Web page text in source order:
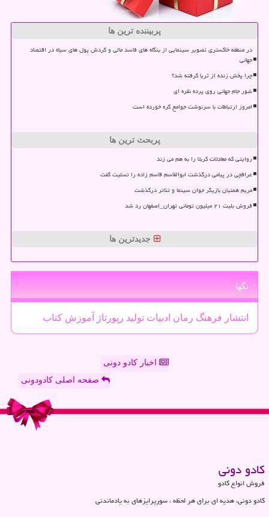
پربیننده ترین ها
در منطقه خاکستری تصویر سینمایی از بنگاه های فاسد مالی و گردش پول های سیاه در اقتصاد
جهانی
چرا پخش زنده از ثریا گرفته شد؟
شور جام جهانی روی پرده نقره ای
امروز ارتباطات با سرنوشت جوامع گره خورده است
پربحث ترین ها
روایتی که معادلات کربلا را به هم می زند
عراقچی در پیامی درگذشت ابوالقاسم قاسم زاده را تسلیت گفت
مریم همتیان بازیگر جوان سینما و تئاتر درگذشت
فروش بلیت ۲۱ میلیون تومانی تهران_اصفهان رد شد
جدیدترین ها
تگها
انتشار فرهنگ رمان ادبیات تولید رپورتاژ آموزش كتاب
اخبار کادو دونی
صفحه اصلی کادودونی
كادو دونی
فروش انواع کادو
کادو دونی، هدیه ای برای هر لحظه ، سورپرایزهای به یادماندنی